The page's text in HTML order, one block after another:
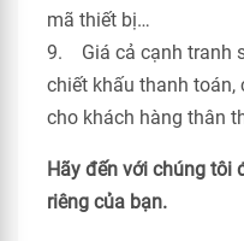
mã thiết bị…
9. Giá cả cạnh tranh
chiết khấu thanh
cho khách hàng thân
Hãy đến với chúng tôi
riêng của bạn.